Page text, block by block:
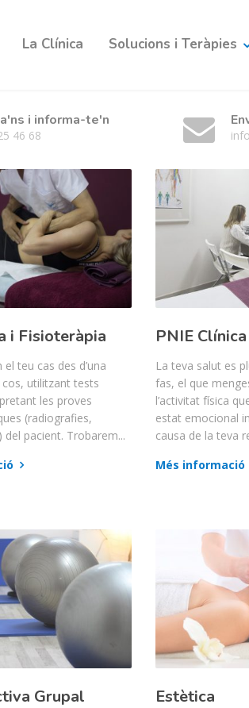
La Clínica Solucions i Teràpies
i informa-te'n
46 68
i Fisioteràpia
teu cas des d’una
utilitzant tests
les proves
(radiografies,
del pacient. Trobarem...
PNIE Clínica
La teva salut es
fas, el que
l’activitat física
estat emocional
causa de la teva
Més informació
Grupal Estètica